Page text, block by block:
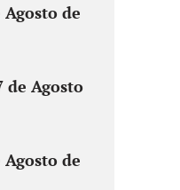
Agosto de
de Agosto
Agosto de